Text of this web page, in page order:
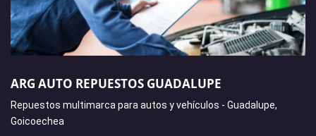
ARG AUTO REPUESTOS GUADALUPE
Repuestos multimarca para autos y vehículos - Guadalupe,
Goicoechea